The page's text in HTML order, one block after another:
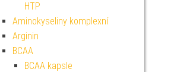
HTP
Aminokyseliny komplexní
Arginin
BCAA
BCAA kapsle